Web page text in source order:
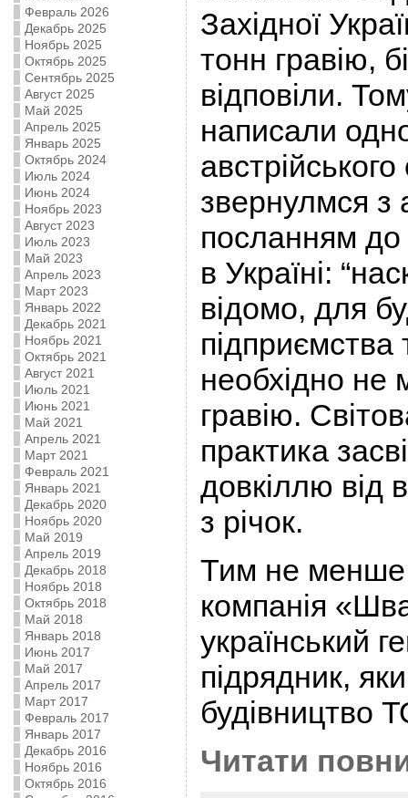
Февраль 2026
Декабрь 2025
Ноябрь 2025
Октябрь 2025
Сентябрь 2025
Август 2025
Май 2025
Апрель 2025
Январь 2025
Октябрь 2024
Июль 2024
Июнь 2024
Ноябрь 2023
Август 2023
Июль 2023
Май 2023
Апрель 2023
Март 2023
Январь 2022
Декабрь 2021
Ноябрь 2021
Октябрь 2021
Август 2021
Июль 2021
Июнь 2021
Май 2021
Апрель 2021
Март 2021
Февраль 2021
Январь 2021
Декабрь 2020
Ноябрь 2020
Май 2019
Апрель 2019
Декабрь 2018
Ноябрь 2018
Октябрь 2018
Май 2018
Январь 2018
Июнь 2017
Май 2017
Апрель 2017
Март 2017
Февраль 2017
Январь 2017
Декабрь 2016
Ноябрь 2016
Октябрь 2016
Західної
тонн гравію,
відповіли.
написали
звернулмся з
посланням до
в Україні:
відомо, для
підприємства
необхідно
гравію.
практика
довкіллю від
з річок.
Тим не менше
компанія
український
підрядник,
будівництво
Читати